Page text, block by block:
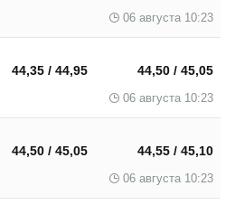
06 августа 10:23
44,35 / 44,95 44,50 / 45,05
06 августа 10:23
44,50 / 45,05 44,55 / 45,10
06 августа 10:23